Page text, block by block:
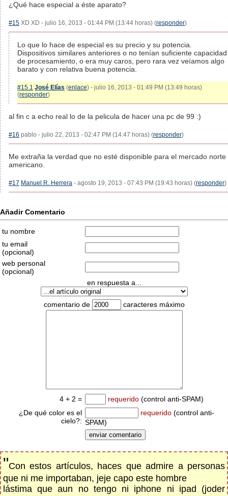
¿Qué hace especial a éste aparato?
#15 XD XD - julio 16, 2013 - 01:44 PM (13:44 horas) (responder)
Lo que lo hace de especial es su precio y su potencia.
Dispositivos similares anteriores o no tenían suficiente capacidad
de procesamiento, o era muy caros, pero rara vez veíamos algo
barato y con relativa buena potencia.
#15.1 José Elías (enlace) - julio 16, 2013 - 01:49 PM (13:49 horas)
(responder)
al fin c a echo real lo de la pelicula de hacer una pc de 99 :)
#16 pablo - julio 22, 2013 - 02:47 PM (14:47 horas) (responder)
Me extraña la verdad que no esté disponible para el mercado norte
americano.
#17 Manuel R. Herrera - agosto 19, 2013 - 07:43 PM (19:43 horas) (responder)
Añadir Comentario
tu nombre
tu email
(opcional)
web personal
(opcional)
en respuesta a...
comentario de caracteres máximo
4 + 2 = requerido (control anti-SPAM)
¿De qué color es el
cielo?:
requerido (control anti-
SPAM)
"Con estos artículos, haces que admire a personas
que ni me importaban, jeje capo este hombre
lástima que aun no tengo ni iphone ni ipad (joder